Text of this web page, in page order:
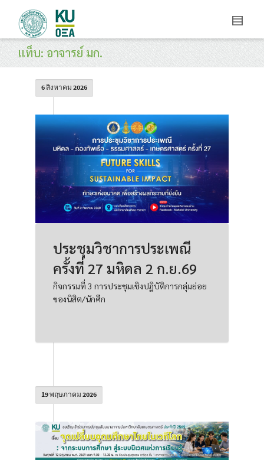
แท็บ: อาจารย์ มก.
6 สิงหาคม 2026
ประชุมวิชาการประเพณี
ครั้งที่ 27 มหิดล 2 ก.ย.69
กิจกรรมที่ 3 การประชุมเชิงปฏิบัติการกลุ่มย่อย
ของนิสิต/นักศึก
19 พฤษภาคม 2026